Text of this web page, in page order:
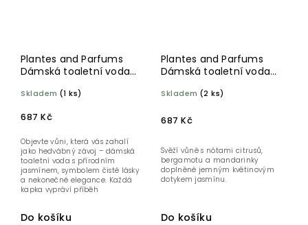
Plantes and Parfums
Dámská toaletní voda
Skladem (1 ks)
687 Kč
Do košíku
Objevte vůni, která vás zahalí
jako hedvábný závoj – dámská
toaletní voda s přírodním
jasmínem, symbolem čisté lásky
a nekonečné elegance. Každá
kapka vypráví příběh
Plantes and Parfums
Dámská toaletní voda
Skladem (2 ks)
687 Kč
Do košíku
Svěží vůně s nótami citrusů,
bergamotu a mandarinky
doplněné jemným květinovým
dotykem jasmínu.